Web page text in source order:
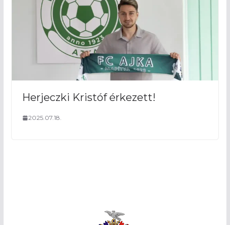
Herjeczki Kristóf érkezett!
2025.07.18.